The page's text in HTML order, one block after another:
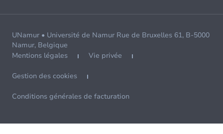
UNamur • Université de Namur Rue de Bruxelles 61, B-5000
Namur, Belgique
Mentions légales
Vie privée
Gestion des cookies
Conditions générales de facturation